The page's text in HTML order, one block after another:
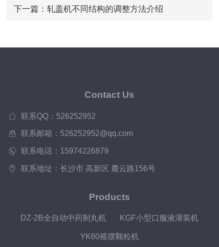
下一篇： 轧盖机不同结构的调整方法介绍
Contact Us
联系QQ：526252952
联系邮箱：526252952@qq.com
联系电话：15974226879
联系地址：长沙市 高新区 麓云路156号
Products
DZ-2B全自动中药制丸机 KGF小型口服液灌装机
YK60摇摆颗粒机